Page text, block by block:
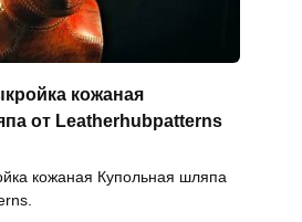
кожаная
от Leatherhubpatterns
кожаная Купольная шляпа